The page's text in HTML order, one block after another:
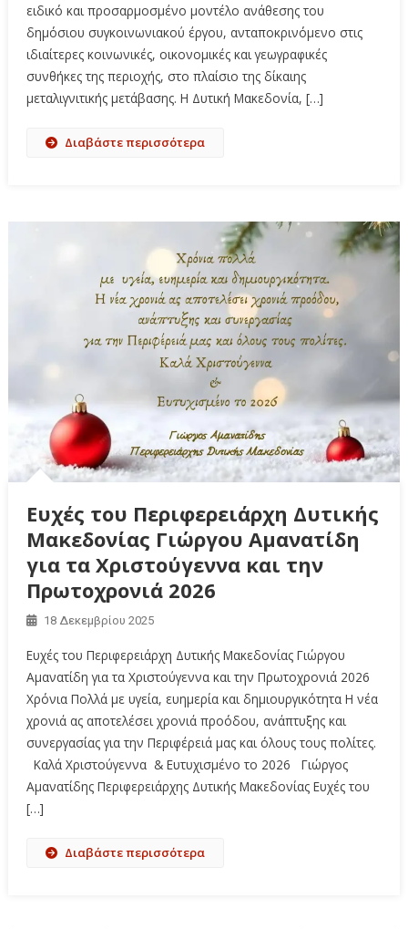
ειδικό και προσαρμοσμένο μοντέλο ανάθεσης του
δημόσιου συγκοινωνιακού έργου, ανταποκρινόμενο στις
ιδιαίτερες κοινωνικές, οικονομικές και γεωγραφικές
συνθήκες της περιοχής, στο πλαίσιο της δίκαιης
μεταλιγνιτικής μετάβασης. Η Δυτική Μακεδονία, […]
Διαβάστε περισσότερα
Ευχές του Περιφερειάρχη Δυτικής
Μακεδονίας Γιώργου Αμανατίδη
για τα Χριστούγεννα και την
Πρωτοχρονιά 2026
18 Δεκεμβρίου 2025
Ευχές του Περιφερειάρχη Δυτικής Μακεδονίας Γιώργου
Αμανατίδη για τα Χριστούγεννα και την Πρωτοχρονιά 2026
Χρόνια Πολλά με υγεία, ευημερία και δημιουργικότητα Η νέα
χρονιά ας αποτελέσει χρονιά προόδου, ανάπτυξης και
συνεργασίας για την Περιφέρειά μας και όλους τους πολίτες.
Καλά Χριστούγεννα & Ευτυχισμένο το 2026 Γιώργος
Αμανατίδης Περιφερειάρχης Δυτικής Μακεδονίας Ευχές του
[…]
Διαβάστε περισσότερα